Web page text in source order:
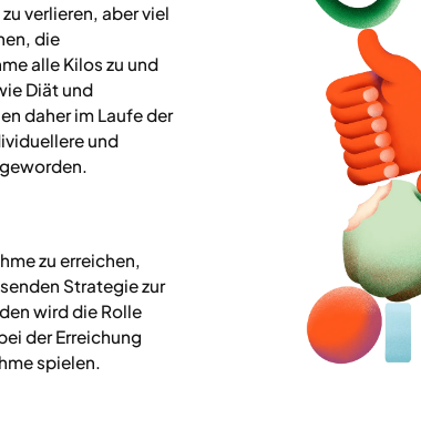
verlieren, aber viel
die
alle Kilos zu und
Diät und
daher im Laufe der
und
zu erreichen,
Strategie zur
wird die Rolle
der Erreichung
spielen.